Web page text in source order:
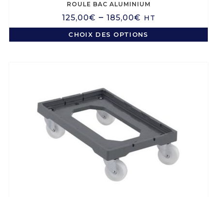
ROULE BAC ALUMINIUM
125,00€ – 185,00€ HT
CHOIX DES OPTIONS